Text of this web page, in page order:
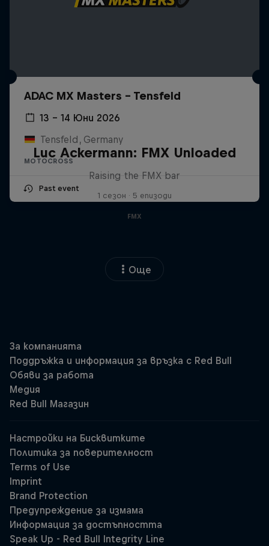
ADAC MX Masters – Tensfeld
13 – 14 Юни 2026
Tensfeld, Germany
MOTOCROSS
Past event
Luc Ackermann: FMX Unloaded
Raising the FMX bar
1 сезон · 5 епизоди
FMX
Още